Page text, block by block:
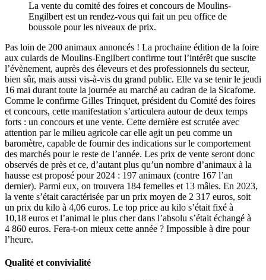
La vente du comité des foires et concours de Moulins-
Engilbert est un rendez-vous qui fait un peu office de
boussole pour les niveaux de prix.
Pas loin de 200 animaux annoncés ! La prochaine édition de la foire
aux culards de Moulins-Engilbert confirme tout l’intérêt que suscite
l’évènement, auprès des éleveurs et des professionnels du secteur,
bien sûr, mais aussi vis-à-vis du grand public. Elle va se tenir le jeudi
16 mai durant toute la journée au marché au cadran de la Sicafome.
Comme le confirme Gilles Trinquet, président du Comité des foires
et concours, cette manifestation s’articulera autour de deux temps
forts : un concours et une vente. Cette dernière est scrutée avec
attention par le milieu agricole car elle agit un peu comme un
baromètre, capable de fournir des indications sur le comportement
des marchés pour le reste de l’année. Les prix de vente seront donc
observés de près et ce, d’autant plus qu’un nombre d’animaux à la
hausse est proposé pour 2024 : 197 animaux (contre 167 l’an
dernier). Parmi eux, on trouvera 184 femelles et 13 mâles. En 2023,
la vente s’était caractérisée par un prix moyen de 2 317 euros, soit
un prix du kilo à 4,06 euros. Le top price au kilo s’était fixé à
10,18 euros et l’animal le plus cher dans l’absolu s’était échangé à
4 860 euros. Fera-t-on mieux cette année ? Impossible à dire pour
l’heure.
Qualité et convivialité